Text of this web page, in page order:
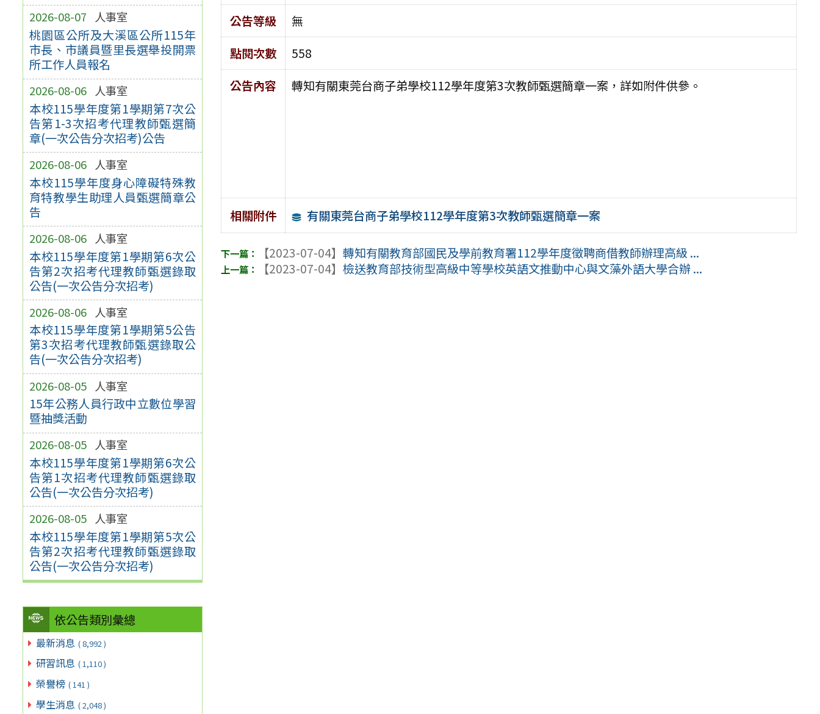
2026-08-07 人事室
桃園區公所及大溪區公所115年
市長、市議員暨里長選舉投開票
所工作人員報名
2026-08-06 人事室
本校115學年度第1學期第7次公
告第1-3次招考代理教師甄選簡
章(一次公告分次招考)公告
2026-08-06 人事室
本校115學年度身心障礙特殊教
育特教學生助理人員甄選簡章公
告
2026-08-06 人事室
本校115學年度第1學期第6次公
告第2次招考代理教師甄選錄取
公告(一次公告分次招考)
2026-08-06 人事室
本校115學年度第1學期第5公告
第3次招考代理教師甄選錄取公
告(一次公告分次招考)
2026-08-05 人事室
15年公務人員行政中立數位學習
暨抽獎活動
2026-08-05 人事室
本校115學年度第1學期第6次公
告第1次招考代理教師甄選錄取
公告(一次公告分次招考)
2026-08-05 人事室
本校115學年度第1學期第5次公
告第2次招考代理教師甄選錄取
公告(一次公告分次招考)
依公告類別彙總
最新消息 ( 8,992 )
研習訊息 ( 1,110 )
榮譽榜 ( 141 )
學生消息 ( 2,048 )
公告等級
無
點閱次數
558
公告內容
轉知有關東莞台商子弟學校112學年度第3次教師甄選簡章一案，詳如附件供參。
相關附件 有關東莞台商子弟學校112學年度第3次教師甄選簡章一案
【2023-07-04】轉知有關教育部國民及學前教育署112學年度徵聘商借教師辦理高級 ...
【2023-07-04】檢送教育部技術型高級中等學校英語文推動中心與文藻外語大學合辦 ...